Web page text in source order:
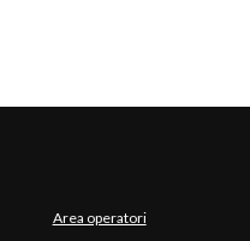
Area operatori